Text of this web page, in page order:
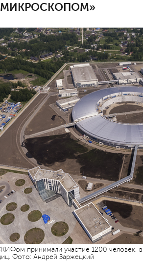
принимали участие 1200 человек,
Фото: Андрей Заржецкий